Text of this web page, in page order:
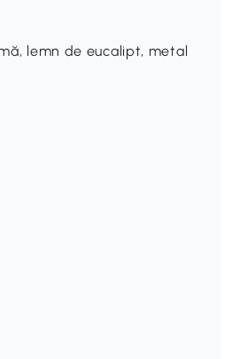
lemn de eucalipt, metal